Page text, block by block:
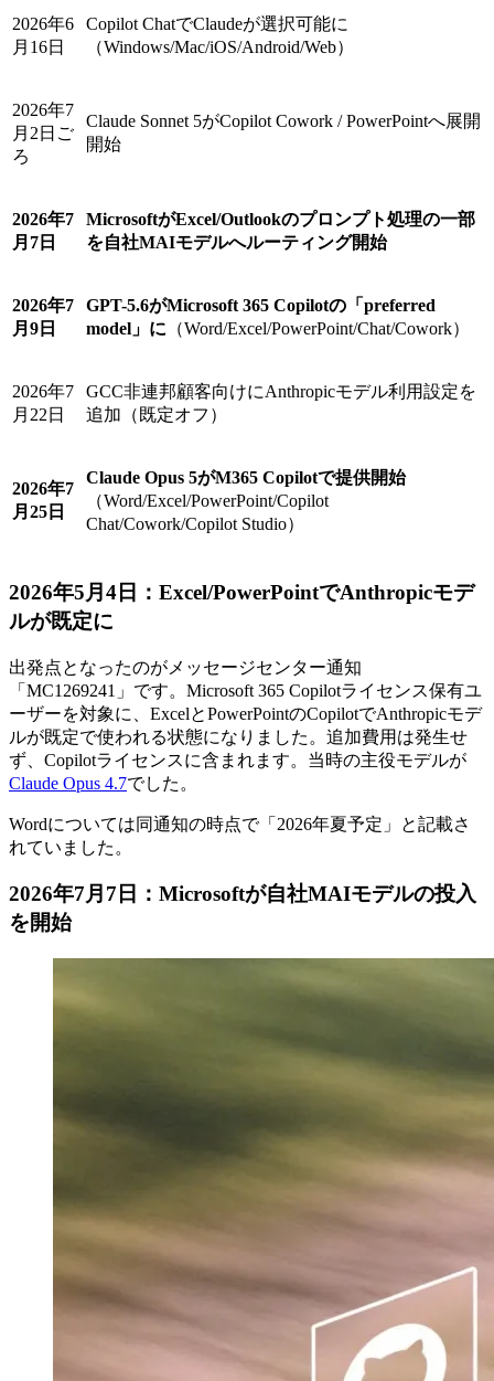
2026年6
月16日
Copilot ChatでClaudeが選択可能に
（Windows/Mac/iOS/Android/Web）
2026年7
月2日ご
ろ
Claude Sonnet 5がCopilot Cowork / PowerPointへ展開
開始
2026年7
月7日
MicrosoftがExcel/Outlookのプロンプト処理の一部
を自社MAIモデルへルーティング開始
2026年7
月9日
GPT-5.6がMicrosoft 365 Copilotの「preferred
model」に （Word/Excel/PowerPoint/Chat/Cowork）
2026年7
月22日
GCC非連邦顧客向けにAnthropicモデル利用設定を
追加（既定オフ）
2026年7
月25日
Claude Opus 5がM365 Copilotで提供開始
（Word/Excel/PowerPoint/Copilot
Chat/Cowork/Copilot Studio）
2026年5月4日：Excel/PowerPointでAnthropicモデ
ルが既定に
出発点となったのがメッセージセンター通知
「MC1269241」です。Microsoft 365 Copilotライセンス保有ユ
ーザーを対象に、ExcelとPowerPointのCopilotでAnthropicモデ
ルが既定で使われる状態になりました。追加費用は発生せ
ず、Copilotライセンスに含まれます。当時の主役モデルが
Claude Opus 4.7でした。
Wordについては同通知の時点で「2026年夏予定」と記載さ
れていました。
2026年7月7日：Microsoftが自社MAIモデルの投入
を開始